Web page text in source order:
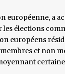
européenne, a
élections
européens
et non